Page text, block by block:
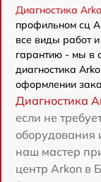
Диагностика
профильном сц
все виды работ
гарантию - мы в
диагностика
оформлении
Диагностика
если не
оборудования
наш мастер
центр Arkon в